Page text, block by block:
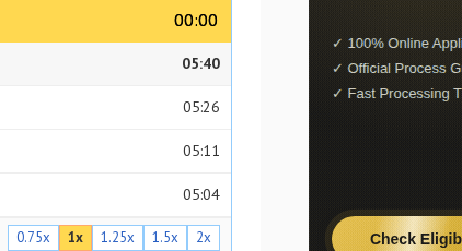
00:00
00:00
05:40
05:26
05:11
05:04
05:13
0.75x 1x 1.25x 1.5x 2x